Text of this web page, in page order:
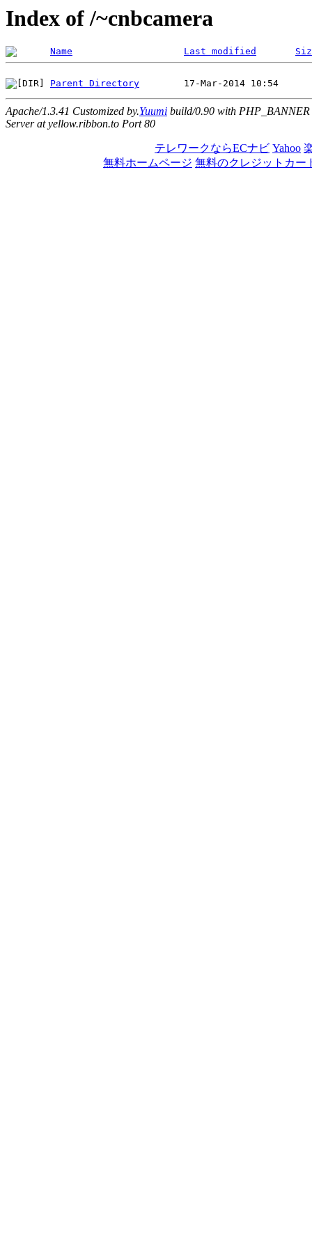
Index of /~cnbcamera
Name Last modified
Parent Directory
Apache/1.3.41 Customized by.Yuumi build/0.90 with PHP_BANNER
Server at yellow.ribbon.to Port 80
テレワークならECナビ Yahoo
無料ホームページ 無料のクレジットカー